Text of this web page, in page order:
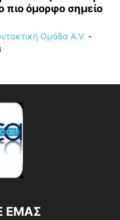
πιο όμορφο σημείο
Ομάδα A.V. -
ΕΜΑΣ